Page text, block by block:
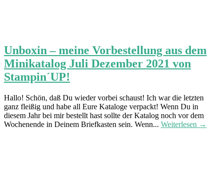
Unboxin – meine Vorbestellung aus dem
Minikatalog Juli Dezember 2021 von
Stampin´UP!
Hallo! Schön, daß Du wieder vorbei schaust! Ich war die letzten
ganz fleißig und habe all Eure Kataloge verpackt! Wenn Du in
diesem Jahr bei mir bestellt hast sollte der Katalog noch vor dem
Wochenende in Deinem Briefkasten sein. Wenn... Weiterlesen →